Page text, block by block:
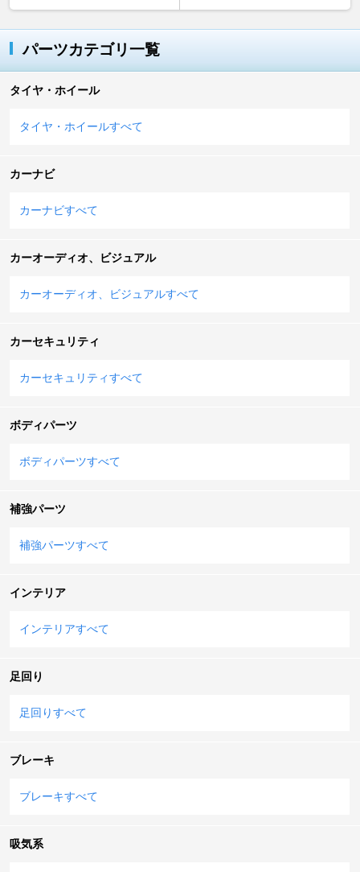
パーツカテゴリ一覧
タイヤ・ホイール
タイヤ・ホイールすべて
カーナビ
カーナビすべて
カーオーディオ、ビジュアル
カーオーディオ、ビジュアルすべて
カーセキュリティ
カーセキュリティすべて
ボディパーツ
ボディパーツすべて
補強パーツ
補強パーツすべて
インテリア
インテリアすべて
足回り
足回りすべて
ブレーキ
ブレーキすべて
吸気系